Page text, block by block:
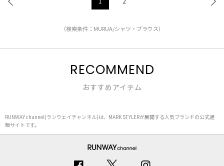
（検索条件：MURUA/シャツ・ブラウス）
RECOMMEND
おすすめアイテム
RUNWAY channel(ランウェイチャンネル)は、MARK STYLERが展開する人気ブランドの公式通
販サイトです。